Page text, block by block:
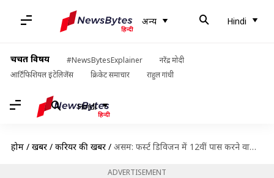
अन्य Hindi
चर्चित विषय #NewsBytesExplainer
नरेंद्र मोदी
आर्टिफिशियल इंटेलिजेंस
क्रिकेट समाचार राहुल गांधी
Hindi
होम / खबरें / करियर की खबरें / असम: फर्स्ट डिविजन में 12वीं पास करने वाली लगभग 22,000 छात्राओं को मिलेगी स्कूटी
ADVERTISEMENT